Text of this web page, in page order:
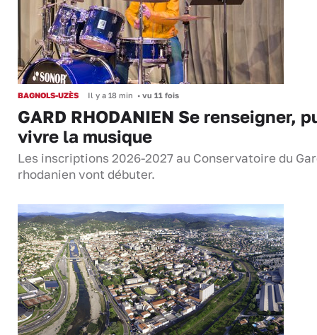
BAGNOLS-UZÈS Il y a 18 min • vu 11 fois
GARD RHODANIEN Se renseigner,
vivre la musique
Les inscriptions 2026-2027 au Conservatoire du
rhodanien vont débuter.